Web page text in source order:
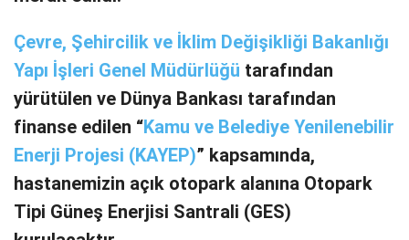
Çevre, Şehircilik ve İklim Değişikliği Bakanlığı
Yapı İşleri Genel Müdürlüğü tarafından
yürütülen ve Dünya Bankası tarafından
finanse edilen “Kamu ve Belediye Yenilenebilir
Enerji Projesi (KAYEP)” kapsamında,
hastanemizin açık otopark alanına Otopark
Tipi Güneş Enerjisi Santrali (GES)